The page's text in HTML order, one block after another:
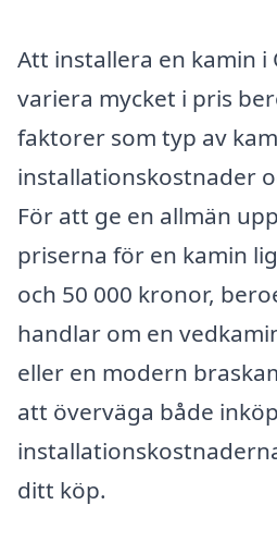
Att installera en kamin i
variera mycket i pris
faktorer som typ av
installationskostnader
För att ge en allmän
priserna för en kamin
och 50 000 kronor,
handlar om en
eller en modern
att överväga både
ditt köp.